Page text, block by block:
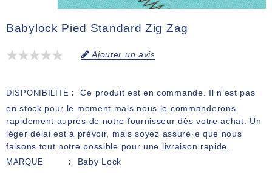
Babylock Pied Standard Zig Zag
Ajouter un avis
DISPONIBILITÉ
Ce produit est en commande. Il n’est pas
en stock pour le moment mais nous le commanderons
rapidement auprès de notre fournisseur dès votre achat. Un
léger délai est à prévoir, mais soyez assuré·e que nous
faisons tout notre possible pour une livraison rapide.
MARQUE Baby Lock